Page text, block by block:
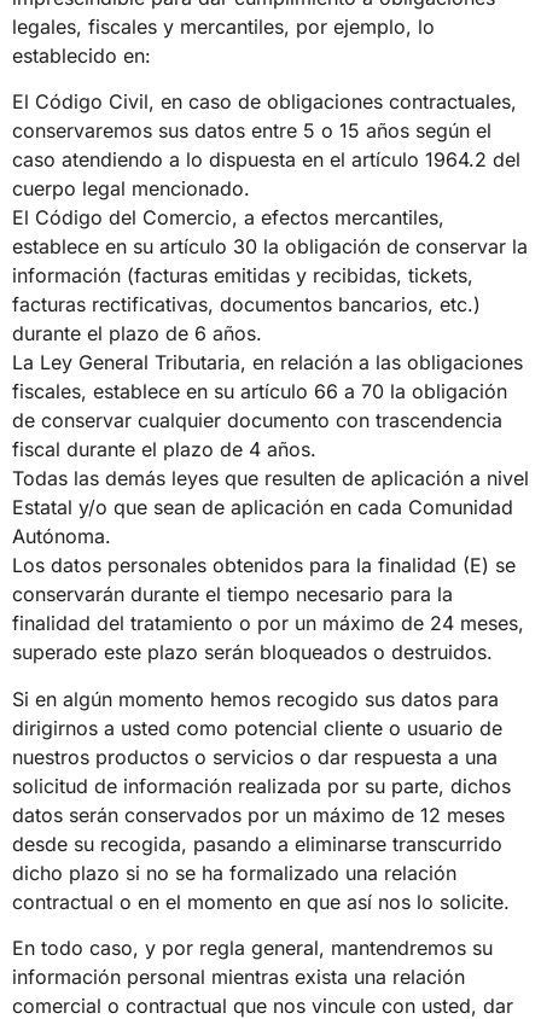
legales, fiscales y mercantiles, por ejemplo, lo
establecido en:
El Código Civil, en caso de obligaciones contractuales,
conservaremos sus datos entre 5 o 15 años según el
caso atendiendo a lo dispuesta en el artículo 1964.2 del
cuerpo legal mencionado.
El Código del Comercio, a efectos mercantiles,
establece en su artículo 30 la obligación de conservar la
información (facturas emitidas y recibidas, tickets,
facturas rectificativas, documentos bancarios, etc.)
durante el plazo de 6 años.
La Ley General Tributaria, en relación a las obligaciones
fiscales, establece en su artículo 66 a 70 la obligación
de conservar cualquier documento con trascendencia
fiscal durante el plazo de 4 años.
Todas las demás leyes que resulten de aplicación a nivel
Estatal y/o que sean de aplicación en cada Comunidad
Autónoma.
Los datos personales obtenidos para la finalidad (E) se
conservarán durante el tiempo necesario para la
finalidad del tratamiento o por un máximo de 24 meses,
superado este plazo serán bloqueados o destruidos.
Si en algún momento hemos recogido sus datos para
dirigirnos a usted como potencial cliente o usuario de
nuestros productos o servicios o dar respuesta a una
solicitud de información realizada por su parte, dichos
datos serán conservados por un máximo de 12 meses
desde su recogida, pasando a eliminarse transcurrido
dicho plazo si no se ha formalizado una relación
contractual o en el momento en que así nos lo solicite.
En todo caso, y por regla general, mantendremos su
información personal mientras exista una relación
comercial o contractual que nos vincule con usted, dar